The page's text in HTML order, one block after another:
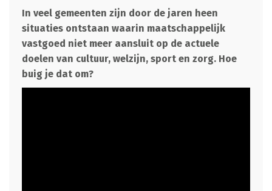
In veel gemeenten zijn door de jaren heen
situaties ontstaan waarin maatschappelijk
vastgoed niet meer aansluit op de actuele
doelen van cultuur, welzijn, sport en zorg. Hoe
buig je dat om?